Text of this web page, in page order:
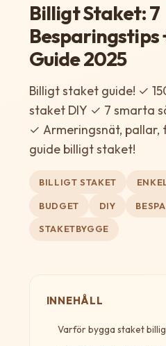
Billigt Staket: 7
Besparingstips
Guide 2025
Billigt staket guide! ✓
staket DIY ✓ 7 smarta
✓ Armeringsnät, pallar,
guide billigt staket!
BILLIGT STAKET
BUDGET DIY
STAKETBYGGE
INNEHÅLL
Varför bygga staket